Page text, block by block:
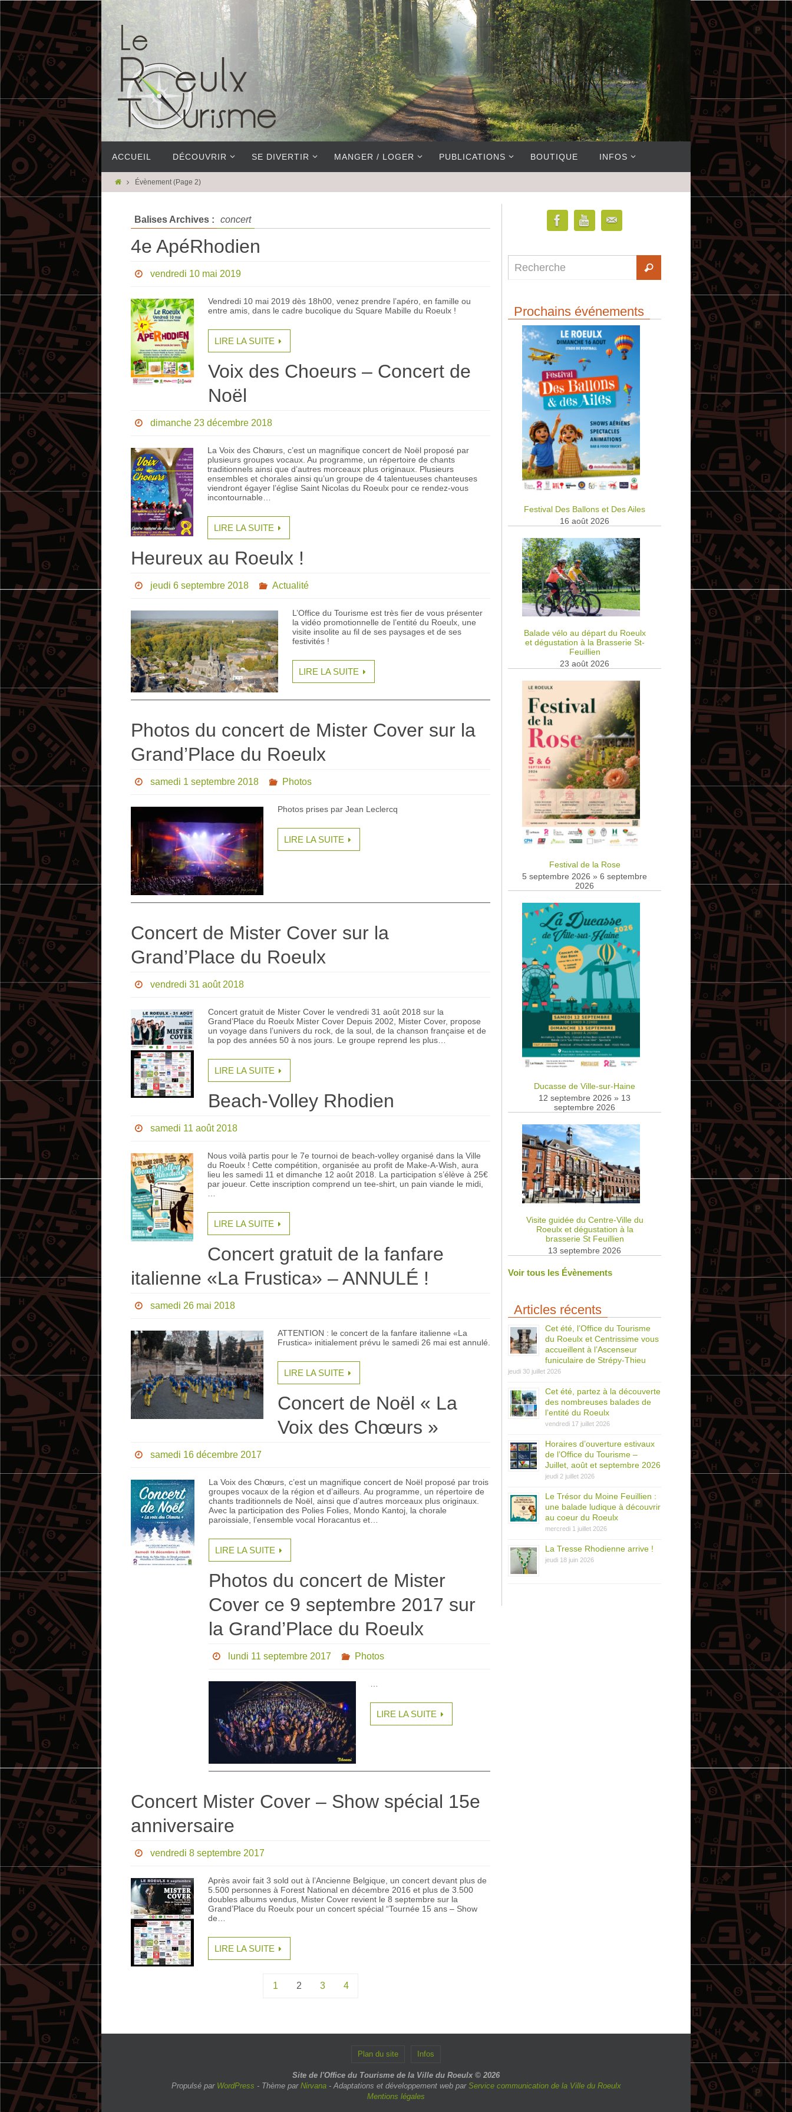
ACCUEIL DÉCOUVRIR SE DIVERTIR MANGER / LOGER PUBLICATIONS BOUTIQUE INFOS
Évènement(Page 2)
Balises Archives : concert
4e ApéRhodien
vendredi 10 mai 2019
Vendredi 10 mai 2019 dès 18h00, venez prendre l’apéro, en famille ou
entre amis, dans le cadre bucolique du Square Mabille du Roeulx !
LIRE LA SUITE
Voix des Choeurs – Concert de
Noël
dimanche 23 décembre 2018
La Voix des Chœurs, c’est un magnifique concert de Noël proposé par
plusieurs groupes vocaux. Au programme, un répertoire de chants
traditionnels ainsi que d’autres morceaux plus originaux. Plusieurs
ensembles et chorales ainsi qu’un groupe de 4 talentueuses chanteuses
viendront égayer l’église Saint Nicolas du Roeulx pour ce rendez-vous
incontournable…
LIRE LA SUITE
Heureux au Roeulx !
jeudi 6 septembre 2018 Actualité
L’Office du Tourisme est très fier de vous présenter
la vidéo promotionnelle de l’entité du Roeulx, une
visite insolite au fil de ses paysages et de ses
festivités !
LIRE LA SUITE
Photos du concert de Mister Cover sur la
Grand’Place du Roeulx
samedi 1 septembre 2018 Photos
Photos prises par Jean Leclercq
LIRE LA SUITE
Concert de Mister Cover sur la
Grand’Place du Roeulx
vendredi 31 août 2018
Concert gratuit de Mister Cover le vendredi 31 août 2018 sur la
Grand’Place du Roeulx Mister Cover Depuis 2002, Mister Cover, propose
un voyage dans l’univers du rock, de la soul, de la chanson française et de
la pop des années 50 à nos jours. Le groupe reprend les plus…
LIRE LA SUITE
Beach-Volley Rhodien
samedi 11 août 2018
Nous voilà partis pour le 7e tournoi de beach-volley organisé dans la Ville
du Roeulx ! Cette compétition, organisée au profit de Make-A-Wish, aura
lieu les samedi 11 et dimanche 12 août 2018. La participation s’élève à 25€
par joueur. Cette inscription comprend un tee-shirt, un pain viande le midi,
LIRE LA SUITE
Concert gratuit de la fanfare
italienne «La Frustica» – ANNULÉ !
samedi 26 mai 2018
ATTENTION : le concert de la fanfare italienne «La
Frustica» initialement prévu le samedi 26 mai est annulé.
LIRE LA SUITE
Concert de Noël « La
Voix des Chœurs »
samedi 16 décembre 2017
La Voix des Chœurs, c’est un magnifique concert de Noël proposé par trois
groupes vocaux de la région et d’ailleurs. Au programme, un répertoire de
chants traditionnels de Noël, ainsi que d’autres morceaux plus originaux.
Avec la participation des Polies Folies, Mondo Kantoj, la chorale
paroissiale, l’ensemble vocal Horacantus et…
LIRE LA SUITE
Photos du concert de Mister
Cover ce 9 septembre 2017 sur
la Grand’Place du Roeulx
lundi 11 septembre 2017 Photos
LIRE LA SUITE
Concert Mister Cover – Show spécial 15e
anniversaire
vendredi 8 septembre 2017
Après avoir fait 3 sold out à l’Ancienne Belgique, un concert devant plus de
5.500 personnes à Forest National en décembre 2016 et plus de 3.500
doubles albums vendus, Mister Cover revient le 8 septembre sur la
Grand’Place du Roeulx pour un concert spécial “Tournée 15 ans – Show
de…
LIRE LA SUITE
1 2 3 4
Prochains événements
Festival Des Ballons et Des Ailes
16 août 2026
Balade vélo au départ du Roeulx
et dégustation à la Brasserie St-
Feuillien
23 août 2026
Festival de la Rose
5 septembre 2026 » 6 septembre
2026
Ducasse de Ville-sur-Haine
12 septembre 2026 » 13
septembre 2026
Visite guidée du Centre-Ville du
Roeulx et dégustation à la
brasserie St Feuillien
13 septembre 2026
Voir tous les Évènements
Articles récents
Cet été, l’Office du Tourisme
du Roeulx et Centrissime vous
accueillent à l’Ascenseur
funiculaire de Strépy-Thieu
jeudi 30 juillet 2026
Cet été, partez à la découverte
des nombreuses balades de
l’entité du Roeulx
vendredi 17 juillet 2026
Horaires d’ouverture estivaux
de l’Office du Tourisme –
Juillet, août et septembre 2026
jeudi 2 juillet 2026
Le Trésor du Moine Feuillien :
une balade ludique à découvrir
au coeur du Roeulx
mercredi 1 juillet 2026
La Tresse Rhodienne arrive !
jeudi 18 juin 2026
Plan du site Infos
Site de l'Office du Tourisme de la Ville du Roeulx © 2026
Propulsé par WordPress - Thème par Nirvana- Adaptations et développement web par Service communication de la Ville du Roeulx
Mentions légales